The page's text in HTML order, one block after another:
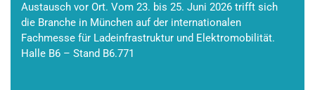
Austausch vor Ort. Vom 23. bis 25. Juni 2026 trifft sich
die Branche in München auf der internationalen
Fachmesse für Ladeinfrastruktur und Elektromobilität.
Halle B6 – Stand B6.771